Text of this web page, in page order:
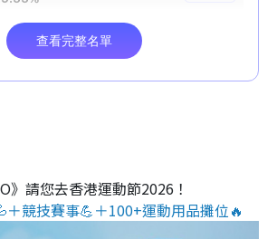
》請您去香港運動節2026！
＋競技賽事💪＋100+運動用品攤位🔥